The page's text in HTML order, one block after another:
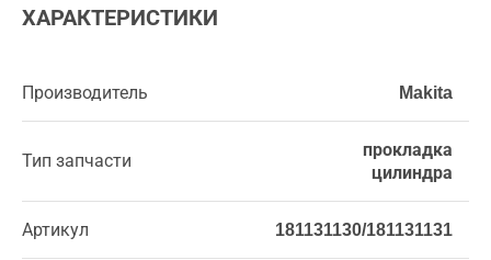
ХАРАКТЕРИСТИКИ
Производитель Makita
Тип запчасти
прокладка
цилиндра
Артикул 181131130/181131131